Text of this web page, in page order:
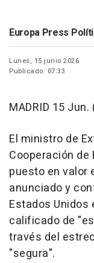
Europa Press
Lunes, 15 junio 2026
Publicado: 07:33
MADRID 15 Jun.
El ministro de
Cooperación de
puesto en valor
anunciado y
Estados Unidos
calificado de
través del
"segura".